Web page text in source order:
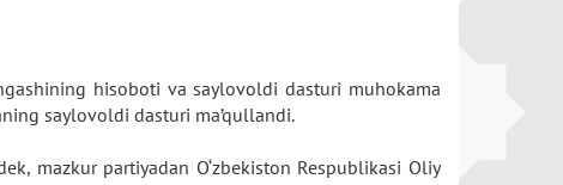
hisoboti va saylovoldi dasturi muhokama
saylovoldi dasturi ma’qullandi.
mazkur partiyadan O‘zbekiston Respublikasi Oliy